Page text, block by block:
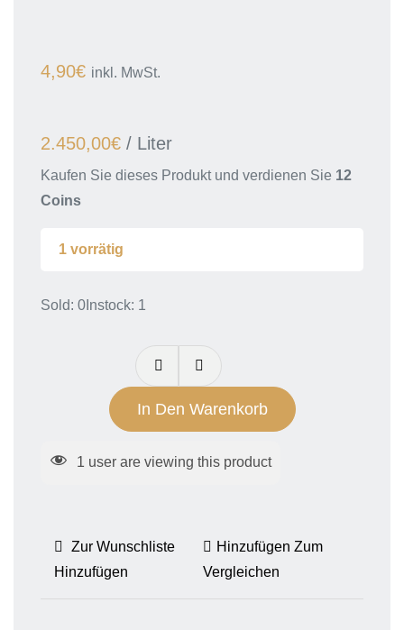
4,90€ inkl. MwSt.
2.450,00€ / Liter
Kaufen Sie dieses Produkt und verdienen Sie 12
Coins
1 vorrätig
Sold: 0 Instock: 1
2ml
16mg
NicSalt
Menge
In Den Warenkorb
1 user are viewing this product
Zur Wunschliste
Hinzufügen
Hinzufügen Zum
Vergleichen